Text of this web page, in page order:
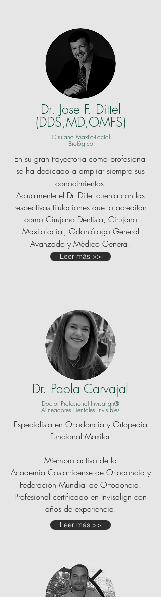
Dr. Jose F. Dittel
(DDS,MD,OMFS)
Cirujano Maxilo-Facial
Biológico
En su gran trayectoria como profesional
se ha dedicado a ampliar siempre sus
conocimientos.
Actualmente el Dr. Dittel cuenta con las
respectivas titulaciones que lo acreditan
como Cirujano Dentista, Cirujano
Maxilofacial, Odontólogo General
Avanzado y Médico General.
Leer más >>
Dr. Paola Carvajal
Doctor Profesional Invisalign®
Alineadores Dentales Invisibles
Especialista en Ortodoncia y Ortopedia
Funcional Maxilar.
Miembro activo de la
Academia Costarricense de Ortodoncia y
Federación Mundial de Ortodoncia.
Profesional certificado en Invisalign con
años de experiencia.
Leer más >>